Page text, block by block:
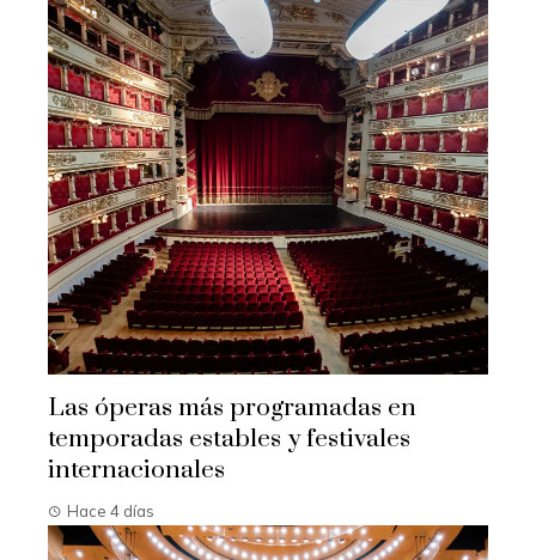
Las óperas más programadas en
temporadas estables y festivales
internacionales
Hace 4 días